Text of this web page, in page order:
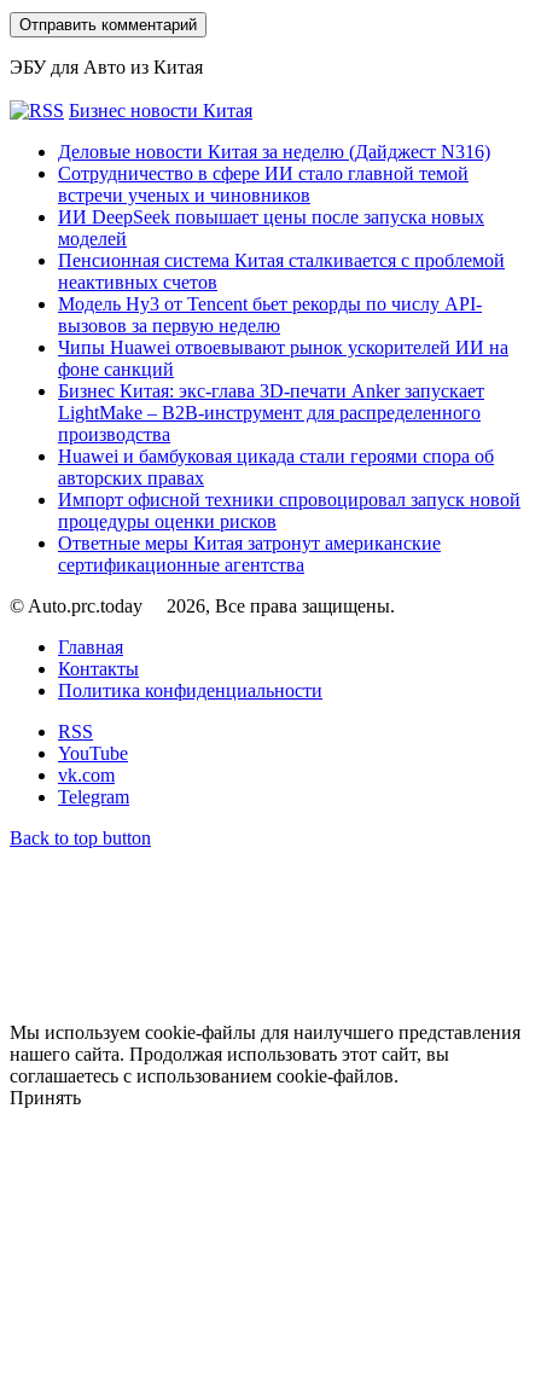
ЭБУ для Авто из Китая
Бизнес новости Китая
Деловые новости Китая за неделю (Дайджест N316)
Сотрудничество в сфере ИИ стало главной темой
встречи ученых и чиновников
ИИ DeepSeek повышает цены после запуска новых
моделей
Пенсионная система Китая сталкивается с проблемой
неактивных счетов
Модель Hy3 от Tencent бьет рекорды по числу API-
вызовов за первую неделю
Чипы Huawei отвоевывают рынок ускорителей ИИ на
фоне санкций
Бизнес Китая: экс-глава 3D-печати Anker запускает
LightMake – B2B-инструмент для распределенного
производства
Huawei и бамбуковая цикада стали героями спора об
авторских правах
Импорт офисной техники спровоцировал запуск новой
процедуры оценки рисков
Ответные меры Китая затронут американские
сертификационные агентства
© Auto.prc.today
2026, Все права защищены.
Главная
Контакты
Политика конфиденциальности
RSS
YouTube
vk.com
Telegram
Back to top button
Мы используем cookie-файлы для наилучшего представления
нашего сайта. Продолжая использовать этот сайт, вы
соглашаетесь с использованием cookie-файлов.
Принять